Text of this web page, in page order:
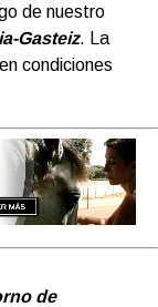
de nuestro
Gasteiz. La
condiciones
de